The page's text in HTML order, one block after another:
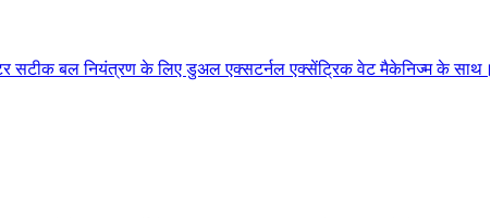
सटीक बल नियंत्रण के लिए डुअल एक्सटर्नल एक्सेंट्रिक वेट मैकेनिज्म के साथ।